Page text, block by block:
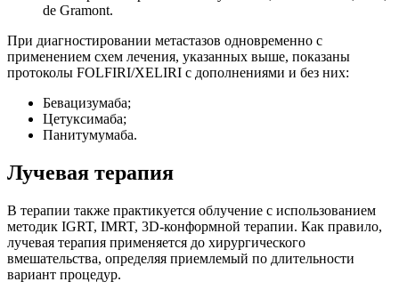
de Gramont.
При диагностировании метастазов одновременно с
применением схем лечения, указанных выше, показаны
протоколы FOLFIRI/XELIRI с дополнениями и без них:
Бевацизумаба;
Цетуксимаба;
Панитумумаба.
Лучевая терапия
В терапии также практикуется облучение с использованием
методик IGRT, IMRT, 3D-конформной терапии. Как правило,
лучевая терапия применяется до хирургического
вмешательства, определяя приемлемый по длительности
вариант процедур.